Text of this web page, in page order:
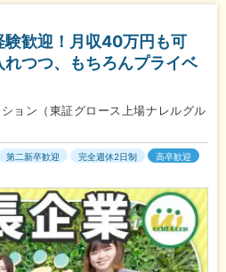
験歓迎！月収40万円も可
つつ、もちろんプライベ
ョン（東証グロース上場ナレルグル
第二新卒歓迎 完全週休2日制 高卒歓迎